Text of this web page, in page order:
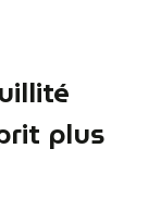
plus